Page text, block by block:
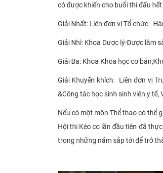
có được khiến cho buổi thi đấu
Giải Nhất: Liên đơn vịTổ chức-
Giải Nhì: Khoa Dược lý-Dược lâm
Giải Ba: Khoa Khoa học cơ bản;
Giải Khuyến khích: Liên đơn vị
&Công tác học sinh sinh viên y tế,
Nếu có một môn Thể thao có thể
Hội thi Kéo co lần đầu tiên đã
trong những năm sắp tới để trở